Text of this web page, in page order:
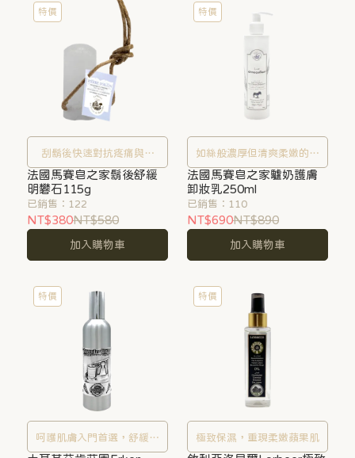
特價
刮鬍後快速對抗疼痛與止
血，天然又有效
法國馬賽皂之家鬍後舒緩
明礬石115g
已銷售：122
NT$380NT$580
加入購物車
特價
如絲般濃厚但清爽柔嫩的卸
妝乳，快速卸除臉上妝容與
環境髒汙
法國馬賽皂之家驢奶護膚
卸妝乳250ml
已銷售：110
NT$690NT$890
加入購物車
特價
呵護肌膚入門首選，舒緩安
特價
極致保濕，重現柔嫩蘋果肌